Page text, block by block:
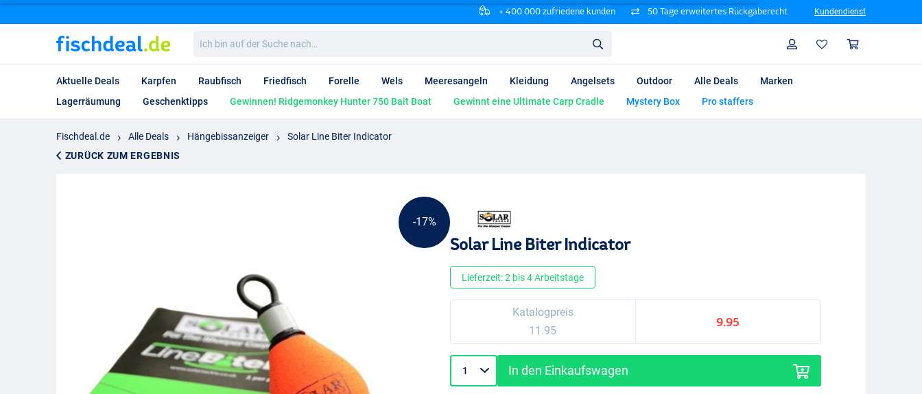
+ 400.000 zufriedene kunden 50 Tage erweitertes Rückgaberecht Kundendienst
bin
auf
Suche
nach…
Profil
Aktuelle Deals Karpfen Raubfisch Friedfisch Forelle Wels Meeresangeln Kleidung Angelsets Outdoor Alle Deals
Marken
Lagerräumung
Geschenktipps Gewinnen! Ridgemonkey Hunter 750 Bait Boat Gewinnt eine Ultimate Carp Cradle Mystery Box Pro staffers
Fischdeal.de Alle Deals Hängebissanzeiger
Solar Line Biter Indicator
ZURÜCK ZUM ERGEBNIS
-17%
Solar Line Biter Indicator
Lieferzeit: 2 bis 4 Arbeitstage
Katalogpreis
11.95
9.95
In den Einkaufswagen